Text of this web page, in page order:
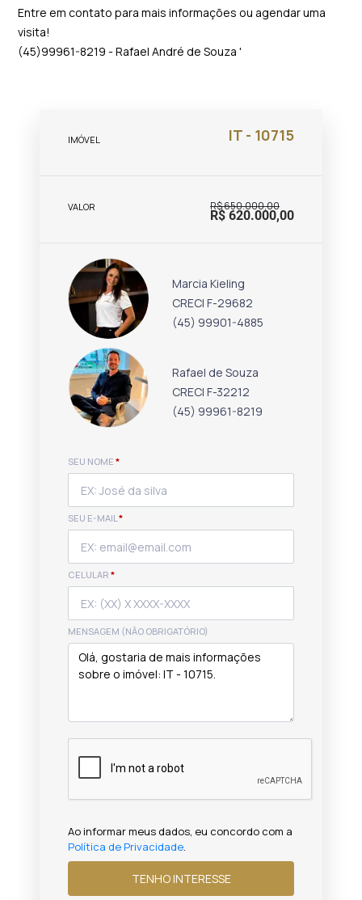
Entre em contato para mais informações ou agendar uma
visita!
(45)99961-8219 - Rafael André de Souza '
IMÓVEL IT - 10715
VALOR R$ 650.000,00
R$ 620.000,00
Marcia Kieling
CRECI F-29682
(45) 99901-4885
Rafael de Souza
CRECI F-32212
(45) 99961-8219
SEU NOME *
SEU E-MAIL*
CELULAR *
MENSAGEM (NÃO OBRIGATÓRIO)
Ao informar meus dados, eu concordo com a
Política de Privacidade.
TENHO INTERESSE